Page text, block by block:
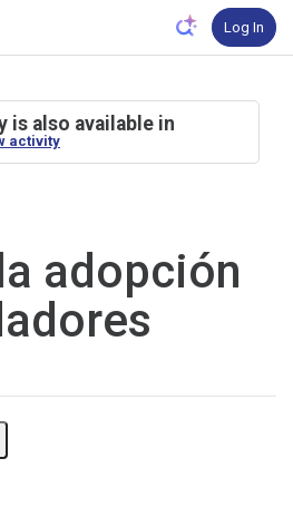
Log In
is also available in
activity
adopción